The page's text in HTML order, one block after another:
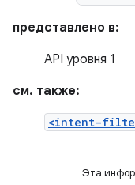
представлено в:
API уровня 1
см. также:
<intent-
Эта